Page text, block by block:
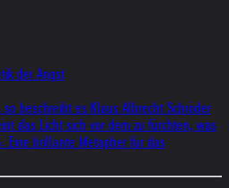
der Angst
so beschreibt es Klaus Albrecht Schröder
das Licht sich vor dem zu fürchten, was
Eine brillante Metapher für das